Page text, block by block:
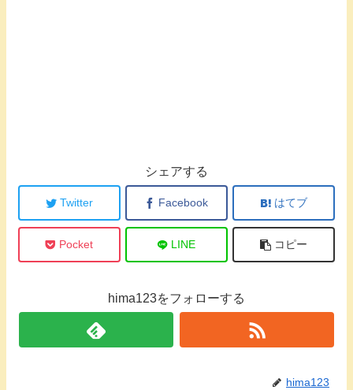
シェアする
Twitter Facebook はてブ
Pocket LINE コピー
hima123をフォローする
hima123